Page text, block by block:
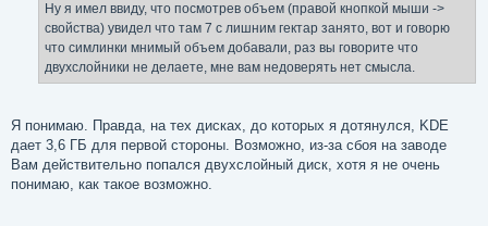
Ну я имел ввиду, что посмотрев объем (правой кнопкой мыши ->
свойства) увидел что там 7 с лишним гектар занято, вот и говорю
что симлинки мнимый объем добавали, раз вы говорите что
двухслойники не делаете, мне вам недоверять нет смысла.
Я понимаю. Правда, на тех дисках, до которых я дотянулся, KDE
дает 3,6 ГБ для первой стороны. Возможно, из-за сбоя на заводе
Вам действительно попался двухслойный диск, хотя я не очень
понимаю, как такое возможно.